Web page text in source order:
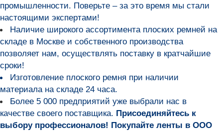
промышленности. Поверьте – за это время мы стали
настоящими экспертами!
Наличие широкого ассортимента плоских ремней на
складе в Москве и собственного производства
позволяет нам, осуществлять поставку в кратчайшие
сроки!
Изготовление плоского ремня при наличии
материала на складе 24 часа.
Более 5 000 предприятий уже выбрали нас в
качестве своего поставщика. Присоединяйтесь к
выбору профессионалов! Покупайте ленты в ООО